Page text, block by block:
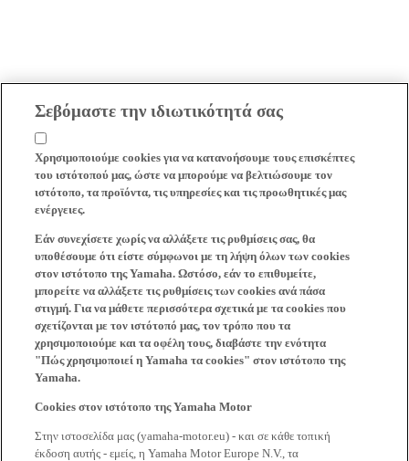
Σεβόμαστε την ιδιωτικότητά σας
Χρησιμοποιούμε cookies για να κατανοήσουμε τους επισκέπτες
του ιστότοπού μας, ώστε να μπορούμε να βελτιώσουμε τον
ιστότοπο, τα προϊόντα, τις υπηρεσίες και τις προωθητικές μας
ενέργειες.
Εάν συνεχίσετε χωρίς να αλλάξετε τις ρυθμίσεις σας, θα
υποθέσουμε ότι είστε σύμφωνοι με τη λήψη όλων των cookies
στον ιστότοπο της Yamaha. Ωστόσο, εάν το επιθυμείτε,
μπορείτε να αλλάξετε τις ρυθμίσεις των cookies ανά πάσα
στιγμή. Για να μάθετε περισσότερα σχετικά με τα cookies που
σχετίζονται με τον ιστότοπό μας, τον τρόπο που τα
χρησιμοποιούμε και τα οφέλη τους, διαβάστε την ενότητα
"Πώς χρησιμοποιεί η Yamaha τα cookies" στον ιστότοπο της
Yamaha.
Cookies στον ιστότοπο της Yamaha Motor
Στην ιστοσελίδα μας (yamaha-motor.eu) - και σε κάθε τοπική
έκδοση αυτής - εμείς, η Yamaha Motor Europe N.V., τα